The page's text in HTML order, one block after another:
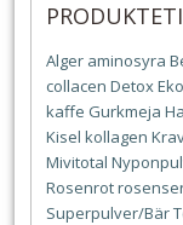
Alger aminosyra
collacen Detox
kaffe Gurkmeja
Kisel kollagen
Mivitotal
Rosenrot
Superpulver/Bär